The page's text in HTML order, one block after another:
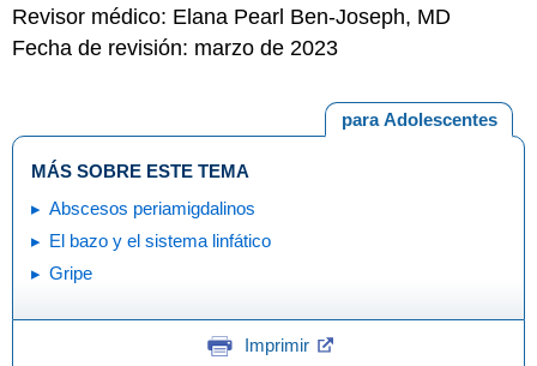
Revisor médico: Elana Pearl Ben-Joseph, MD
Fecha de revisión: marzo de 2023
para Adolescentes
MÁS SOBRE ESTE TEMA
Abscesos periamigdalinos
El bazo y el sistema linfático
Gripe
Imprimir